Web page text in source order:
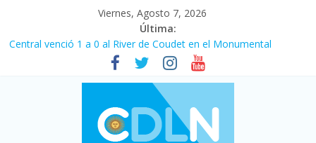
Viernes, Agosto 7, 2026
Última:
Central venció 1 a 0 al River de Coudet en el Monumental
La morosidad alcanzó su nivel más alto en dos décadas y ya
afecta a 400 mil deudores en Santa Fe
Desde que asumió Milei cerraron 41.000 kioscos: el sector
denuncia crisis como en 2001
Vacaciones de invierno con más movimiento y consumo
turístico: 4,6 millones de personas viajaron por el país, un 5,9%